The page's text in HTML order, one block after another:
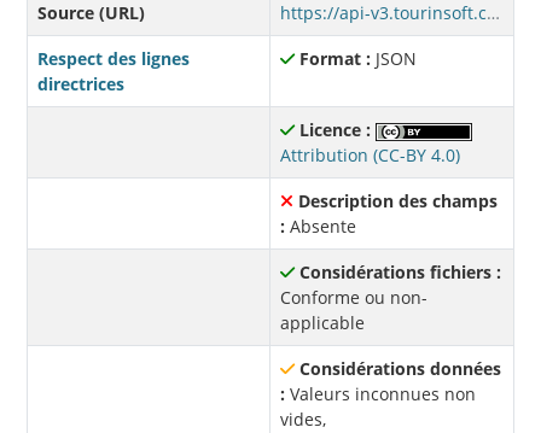
Source (URL)
https://api-v3.tourinsoft.com/api/syndications/mto.tourinsoft.com/78f151be-cb64-4875-abbf-f2e0e4be2d7b?format=json
Respect des lignes
directrices
Format : JSON
Licence :
Attribution (CC-BY 4.0)
Description des champs
: Absente
Considérations fichiers :
Conforme ou non-
applicable
Considérations données
: Valeurs inconnues non
vides,